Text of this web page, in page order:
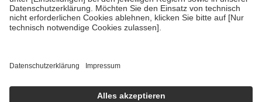
• empfohlenen Schutzimpfungen
• Harn- und Blutteststreifen
getroffen, um sicherzustellen, dass es sich um echte Bewertungen
https://help.etrusted.com/hc/de/articles/4419944605341